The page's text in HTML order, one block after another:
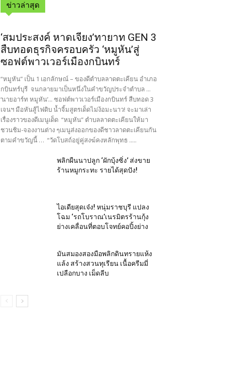
ข่าวล่าสุด
‘สมประสงค์ หาดเจียง’ทายาท GEN 3
สืบทอดธุรกิจครอบครัว ‘หมูหัน’สู่
ซอฟต์พาวเวอร์เมืองกบินทร์
“หมูหัน” เป็น 1 เอกลักษณ์ – ของดีตำบลลาดตะเคียน อำเภอ
กบินทร์บุรี จนกลายมาเป็นหนึ่งในคำขวัญประจำตำบล ...
‘นายอาร์ท หมูหัน’... ซอฟต์พาวเวอร์เมืองกบินทร์ สืบทอด 3
เจนฯ มือหันสู้ไฟดิบ น้ำจิ้มสูตรเด็ดไม่ง้อมะนาว! จะมาเล่า
เรื่องราวของดีเมนูเด็ด “หมูหัน” ตำบลลาดตะเคียนให้มา
ชวนชิม-จองงานต่าง ๆเมนูส่งออกของดีชาวลาดตะเคียนกัน
ตามคำขวัญนี้ … “วัดโบสถ์อยู่คู่สงฆ์คงหลักพุทธ .....
พลิกผืนนาปลูก ‘ผักบุ้งซิ่ง’ ส่งขาย
ร้านหมูกระทะ รายได้สุดปัง!
ไอเดียสุดเจ๋ง! หนุ่มราชบุรี แปลง
โฉม ‘รถโบราณ’เนรมิตรร้านกุ้ง
ย่างเคลื่อนที่ตอบโจทย์คอปิ้งย่าง
มันสมองสองมือพลิกดินทรายแห้ง
แล้ง สร้างสวนทุเรียน เนื้อครีมมี่
เปลือกบาง เม็ดลีบ